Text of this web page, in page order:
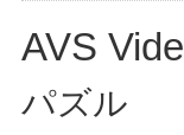
AVS
パズル